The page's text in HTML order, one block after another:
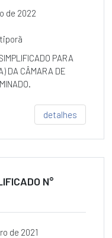
de 2022
PARA
DA CÂMARA DE
detalhes
N°
de 2021